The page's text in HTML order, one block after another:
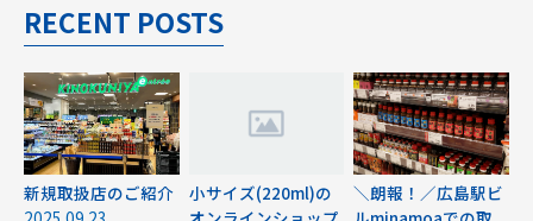
RECENT POSTS
新規取扱店のご紹介
小サイズ(220ml)の
＼朗報！／広島駅ビ